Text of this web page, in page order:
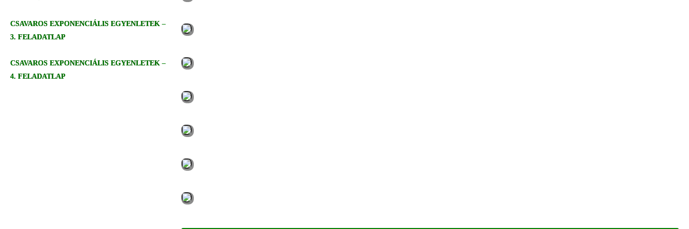
CSAVAROS EXPONENCIÁLIS EGYENLETEK –
3. FELADATLAP
CSAVAROS EXPONENCIÁLIS EGYENLETEK –
4. FELADATLAP